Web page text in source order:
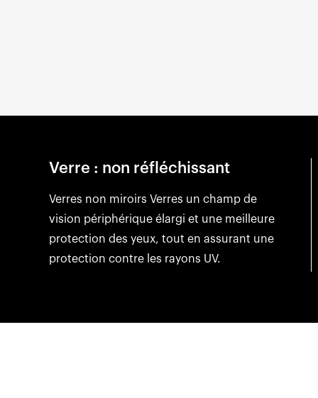
Verre : non réfléchissant
Verres non miroirs Verres un champ de
vision périphérique élargi et une meilleure
protection des yeux, tout en assurant une
protection contre les rayons UV.